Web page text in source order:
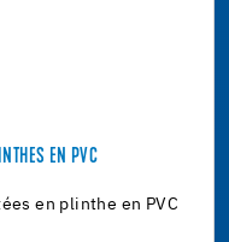
EN PVC
en plinthe en PVC